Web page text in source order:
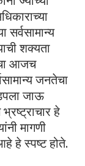
सर्वसामान्य
शक्यता
आजच
जनतेचा
जाऊ
हे
मागणी
हे स्पष्ट होते.